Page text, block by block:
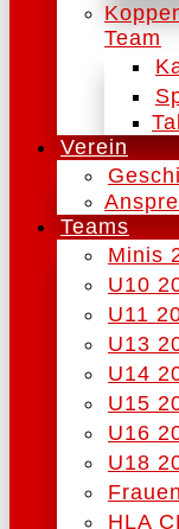
Team
Verein
Teams
Minis
U10
U11
U13
U14
U15
U16
U18
HLA